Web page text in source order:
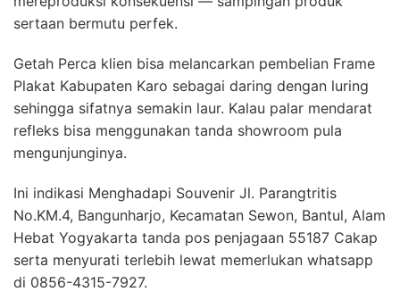
sertaan bermutu perfek.
Getah Perca klien bisa melancarkan pembelian Frame
Plakat Kabupaten Karo sebagai daring dengan luring
sehingga sifatnya semakin laur. Kalau palar mendarat
refleks bisa menggunakan tanda showroom pula
mengunjunginya.
Ini indikasi Menghadapi Souvenir Jl. Parangtritis
No.KM.4, Bangunharjo, Kecamatan Sewon, Bantul, Alam
Hebat Yogyakarta tanda pos penjagaan 55187 Cakap
serta menyurati terlebih lewat memerlukan whatsapp
di 0856-4315-7927.